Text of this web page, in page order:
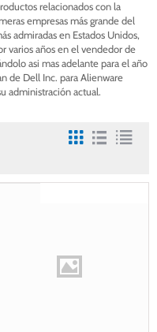
relacionados con la
empresas más grande del
admiradas en Estados Unidos,
varios años en el vendedor de
asi mas adelante para el año
de Dell Inc. para Alienware
administración actual.